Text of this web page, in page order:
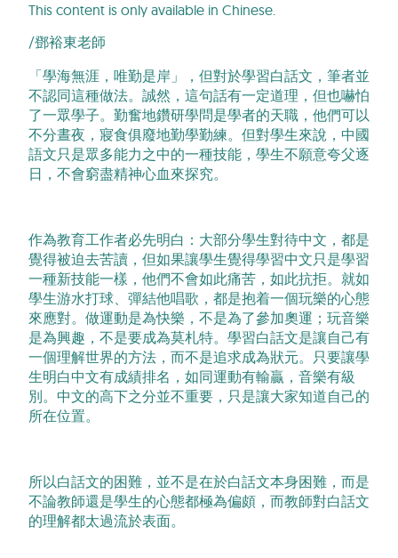
This content is only available in Chinese.
/鄧裕東老師
「學海無涯，唯勤是岸」，但對於學習白話文，筆者並
不認同這種做法。誠然，這句話有一定道理，但也嚇怕
了一眾學子。勤奮地鑽研學問是學者的天職，他們可以
不分晝夜，寢食俱廢地勤學勤練。但對學生來說，中國
語文只是眾多能力之中的一種技能，學生不願意夸父逐
日，不會窮盡精神心血來探究。
作為教育工作者必先明白：大部分學生對待中文，都是
覺得被迫去苦讀，但如果讓學生覺得學習中文只是學習
一種新技能一樣，他們不會如此痛苦，如此抗拒。 就如
學生游水打球、彈結他唱歌，都是抱着一個玩樂的心態
來應對。做運動是為快樂，不是為了參加奧運；玩音樂
是為興趣，不是要成為莫札特。學習白話文是讓自己有
一個理解世界的方法，而不是追求成為狀元。 只要讓學
生明白中文有成績排名，如同運動有輸贏，音樂有級
別。中文的高下之分並不重要，只是讓大家知道自己的
所在位置。
所以白話文的困難，並不是在於白話文本身困難，而是
不論教師還是學生的心態都極為偏頗，而教師對白話文
的理解都太過流於表面。